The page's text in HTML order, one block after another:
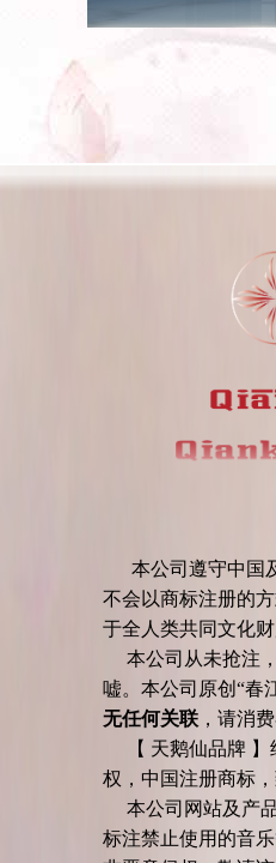
本公司遵守中国及
不会以商标注册的
于全人类共同文化
本公司从未抢注，
嘘。本公司原创“春
无任何关联 ，请
【 天鹅仙品牌 】
权，中国注册商标
本公司网站及产品
标注禁止使用的音